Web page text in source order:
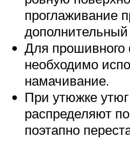
проглаживание
Для
необходимо
намачивание.
При утюжке
распределяют
поэтапно